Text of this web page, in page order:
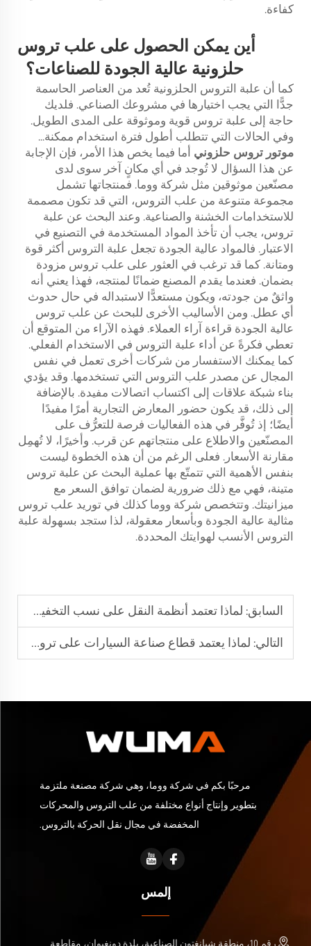
كفاءة.
أين يمكن الحصول على علب تروس
حلزونية عالية الجودة للصناعات؟
كما أن علبة التروس الحلزونية تُعد من العناصر الحاسمة
جدًّا التي يجب اختيارها في مشروعك الصناعي. فلديك
حاجة إلى علبة تروس قوية وموثوقة على المدى الطويل.
وفي الحالات التي تتطلب أطول فترة استخدام ممكنة...
موتور تروس حلزوني
أما فيما يخص هذا الأمر، فإن الإجابة
عن هذا السؤال لا تُوجد في أي مكانٍ آخر سوى لدى
مصنّعين موثوقين مثل شركة ووما. فمنتجاتها تشمل
مجموعة متنوعة من علب التروس، التي قد تكون مصممة
للاستخدامات الخشنة والصناعية. وعند البحث عن علبة
تروس، يجب أن تأخذ المواد المستخدمة في التصنيع في
الاعتبار. فالمواد عالية الجودة تجعل علبة التروس أكثر قوة
ومتانة. كما قد ترغب في العثور على علب تروس مزودة
بضمان. فعندما يقدم المصنع ضمانًا لمنتجه، فهذا يعني أنه
واثقٌ من جودته، ويكون مستعدًّا لاستبداله في حال حدوث
أي عطل. ومن الأساليب الأخرى للبحث عن علب تروس
عالية الجودة قراءة آراء العملاء. فهذه الآراء من المتوقع أن
تعطي فكرةً عن أداء علبة التروس في الاستخدام الفعلي.
كما يمكنك الاستفسار من شركات أخرى تعمل في نفس
المجال عن مصدر علب التروس التي تستخدمها. وقد يؤدي
بناء شبكة علاقات إلى اكتساب اتصالات مفيدة. بالإضافة
إلى ذلك، قد يكون حضور المعارض التجارية أمرًا مفيدًا
أيضًا؛ إذ تُوفَّر في هذه الفعاليات فرصة للتعرُّف على
المصنّعين والاطلاع على منتجاتهم عن قرب. وأخيرًا، لا تُهمِل
مقارنة الأسعار. فعلى الرغم من أن هذه الخطوة ليست
بنفس الأهمية التي تتمتّع بها عملية البحث عن علبة تروس
متينة، فهي مع ذلك ضرورية لضمان توافق السعر مع
ميزانيتك. وتتخصص شركة ووما كذلك في توريد علب تروس
مثالية عالية الجودة وبأسعار معقولة، لذا ستجد بسهولة علبة
التروس الأنسب لهوايتك المحددة.
السابق: لماذا تعتمد أنظمة النقل على نسب التخفيض العالية لمخفضات الديدان
التالي: لماذا يعتمد قطاع صناعة السيارات على تروس الهيبويد في محور الدفع
مرحبًا بكم في شركة ووما، وهي شركة مصنعة ملتزمة
بتطوير وإنتاج أنواع مختلفة من علب التروس والمحركات
المخفضة في مجال نقل الحركة بالتروس.
إلمس
رقم 10، منطقة شيانغتون الصناعية، بلدة دونغيوان، مقاطعة